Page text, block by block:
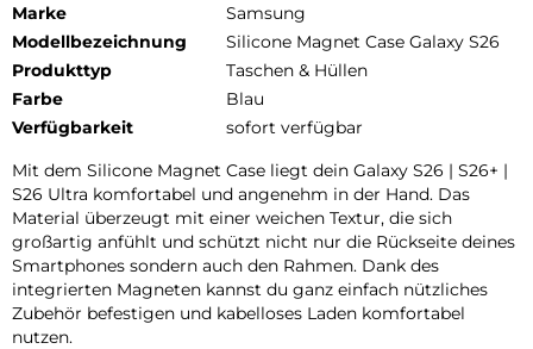
Marke
Samsung
Modellbezeichnung
Silicone Magnet Case Galaxy S26
Produkttyp
Taschen & Hüllen
Farbe
Blau
Verfügbarkeit
sofort verfügbar
Mit dem Silicone Magnet Case liegt dein Galaxy S26 | S26+ |
S26 Ultra komfortabel und angenehm in der Hand. Das
Material überzeugt mit einer weichen Textur, die sich
großartig anfühlt und schützt nicht nur die Rückseite deines
Smartphones sondern auch den Rahmen. Dank des
integrierten Magneten kannst du ganz einfach nützliches
Zubehör befestigen und kabelloses Laden komfortabel
nutzen.